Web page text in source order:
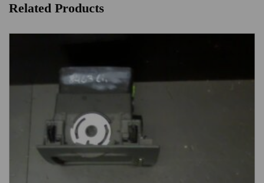
Related Products
1-3 Werktage